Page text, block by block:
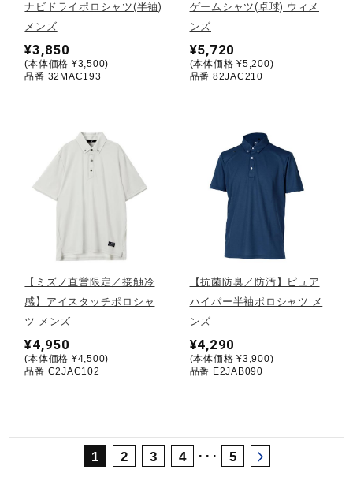
コラボ／ライセンス
セール
サポート
直営店一覧
取扱店一覧
ナビドライポロシャツ(半袖)
メンズ
¥3,850
(本体価格 ¥3,500)
品番 32MAC193
ゲームシャツ(卓球) ウィメ
ンズ
¥5,720
(本体価格 ¥5,200)
品番 82JAC210
【ミズノ直営限定／接触冷
感】アイスタッチポロシャ
ツ メンズ
¥4,950
(本体価格 ¥4,500)
品番 C2JAC102
【抗菌防臭／防汚】ピュア
ハイパー半袖ポロシャツ メ
ンズ
¥4,290
(本体価格 ¥3,900)
品番 E2JAB090
1 2 3 4 ･･･ 5